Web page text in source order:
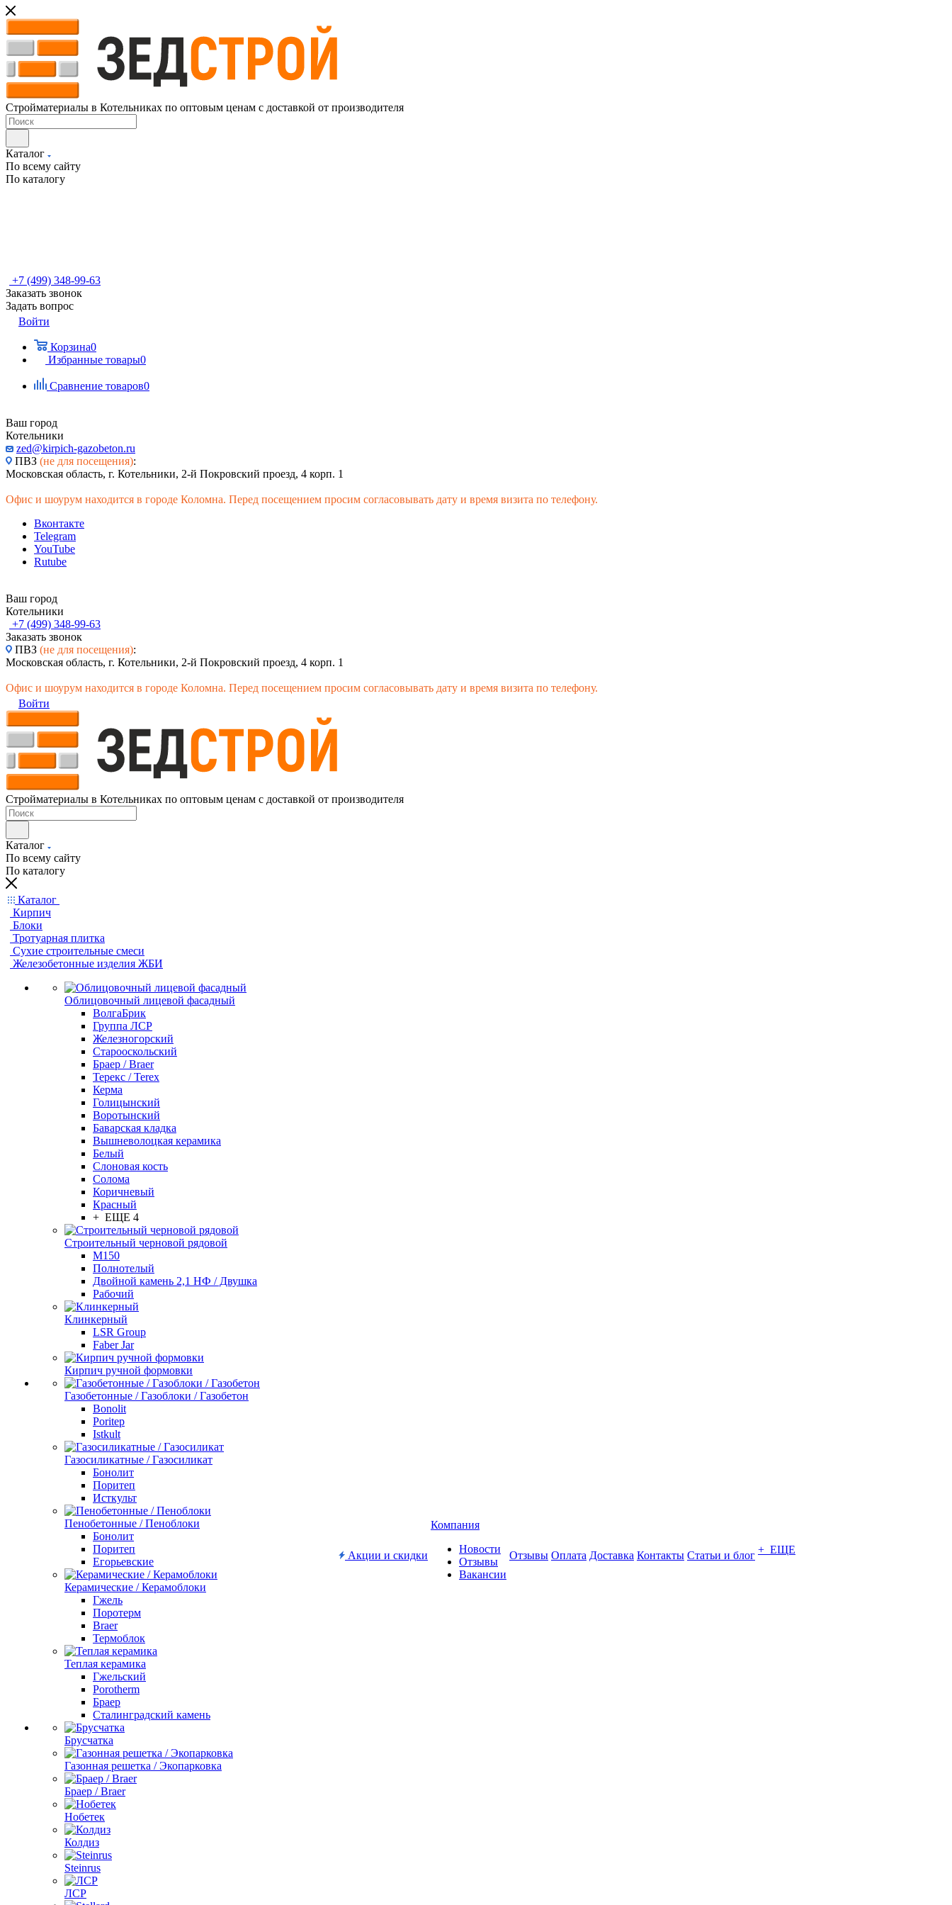
Стройматериалы в Котельниках по оптовым ценам с доставкой от производителя
Каталог
По всему сайту
По каталогу
+7 (499) 348-99-63
Заказать звонок
Задать вопрос
Войти
Корзина0
Избранные товары0
Сравнение товаров0
Ваш город
Котельники
zed@kirpich-gazobeton.ru
ПВЗ (не для посещения):
Московская область, г. Котельники, 2-й Покровский проезд, 4 корп. 1
Офис и шоурум находится в городе Коломна. Перед посещением просим согласовывать дату и время визита по телефону.
Вконтакте
Telegram
YouTube
Rutube
Ваш город
Котельники
+7 (499) 348-99-63
Заказать звонок
ПВЗ (не для посещения):
Московская область, г. Котельники, 2-й Покровский проезд, 4 корп. 1
Офис и шоурум находится в городе Коломна. Перед посещением просим согласовывать дату и время визита по телефону.
Войти
Стройматериалы в Котельниках по оптовым ценам с доставкой от производителя
Каталог
По всему сайту
По каталогу
Каталог
Кирпич
Блоки
Тротуарная плитка
Сухие строительные смеси
Железобетонные изделия ЖБИ
Облицовочный лицевой фасадный
ВолгаБрик
Группа ЛСР
Железногорский
Старооскольский
Браер / Braer
Терекс / Terex
Керма
Голицынский
Воротынский
Баварская кладка
Вышневолоцкая керамика
Белый
Слоновая кость
Солома
Коричневый
Красный
+ ЕЩЕ 4
Строительный черновой рядовой
М150
Полнотелый
Двойной камень 2,1 НФ / Двушка
Рабочий
Клинкерный
LSR Group
Faber Jar
Кирпич ручной формовки
Газобетонные / Газоблоки / Газобетон
Bonolit
Poritep
Istkult
Газосиликатные / Газосиликат
Бонолит
Поритеп
Исткульт
Пенобетонные / Пеноблоки
Бонолит
Поритеп
Егорьевские
Керамические / Керамоблоки
Гжель
Поротерм
Braer
Термоблок
Теплая керамика
Гжельский
Porotherm
Браер
Сталинградский камень
Брусчатка
Газонная решетка / Экопарковка
Браер / Braer
Нобетек
Колдиз
Steinrus
ЛСР
Акции и скидки
Компания
Новости
Отзывы
Вакансии
Отзывы Оплата Доставка Контакты Статьи и блог + ЕЩЕ